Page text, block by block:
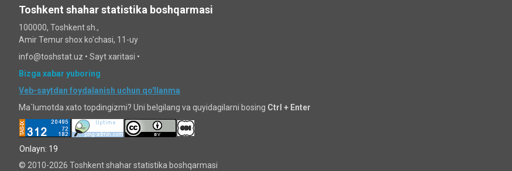
Toshkent shahar statistika boshqarmasi
100000, Toshkent sh.,
Amir Temur shox ko'chasi, 11-uy
info@toshstat.uz • Sayt xaritasi •
Bizga xabar yuboring
Veb-saytdan foydalanish uchun qo'llanma
Ma`lumotda xato topdingizmi? Uni belgilang va quyidagilarni bosing Ctrl + Enter
Onlayn: 19
© 2010-2026 Toshkent shahar statistika boshqarmasi